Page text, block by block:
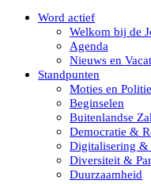
Word actief
Welkom bij de
Agenda
Nieuws en
Standpunten
Moties en
Beginselen
Buitenlandse
Democratie &
Digitalisering &
Diversiteit &
Duurzaamheid